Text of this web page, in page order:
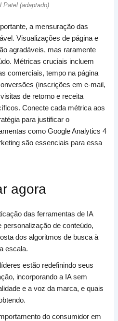
Patel (adaptado)
a mensuração das
Visualizações de página e
agradáveis, mas raramente
Métricas cruciais incluem
comerciais, tempo na página
(inscrições em e-mail,
de retorno e receita
Conecte cada métrica aos
para justificar o
como Google Analytics 4
são essenciais para essa
agora
das ferramentas de IA
personalização de conteúdo,
dos algoritmos de busca à
escala.
estão redefinindo seus
incorporando a IA sem
e a voz da marca, e quais
do consumidor em